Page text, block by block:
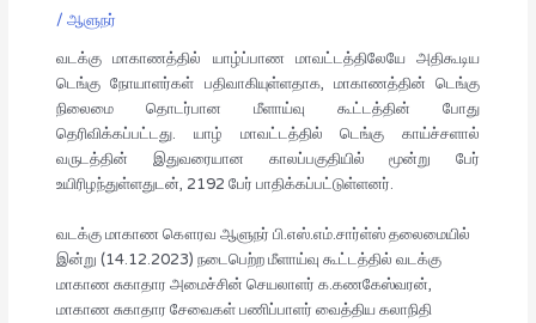
/ ஆளுநர்
வடக்கு மாகாணத்தில் யாழ்ப்பாண மாவட்டத்திலேயே அதிகூடிய
டெங்கு நோயாளர்கள் பதிவாகியுள்ளதாக, மாகாணத்தின் டெங்கு
நிலைமை தொடர்பான மீளாய்வு கூட்டத்தின் போது
தெரிவிக்கப்பட்டது. யாழ் மாவட்டத்தில் டெங்கு காய்ச்சளால்
வருடத்தின் இதுவரையான காலப்பகுதியில் மூன்று பேர்
உயிரிழந்துள்ளதுடன், 2192 பேர் பாதிக்கப்பட்டுள்ளனர்.
வடக்கு மாகாண கௌரவ ஆளுநர் பி.எஸ்.எம்.சார்ள்ஸ் தலைமையில்
இன்று (14.12.2023) நடைபெற்ற மீளாய்வு கூட்டத்தில் வடக்கு
மாகாண சுகாதார அமைச்சின் செயலாளர் க.கணகேஸ்வரன்,
மாகாண சுகாதார சேவைகள் பணிப்பாளர் வைத்திய கலாநிதி